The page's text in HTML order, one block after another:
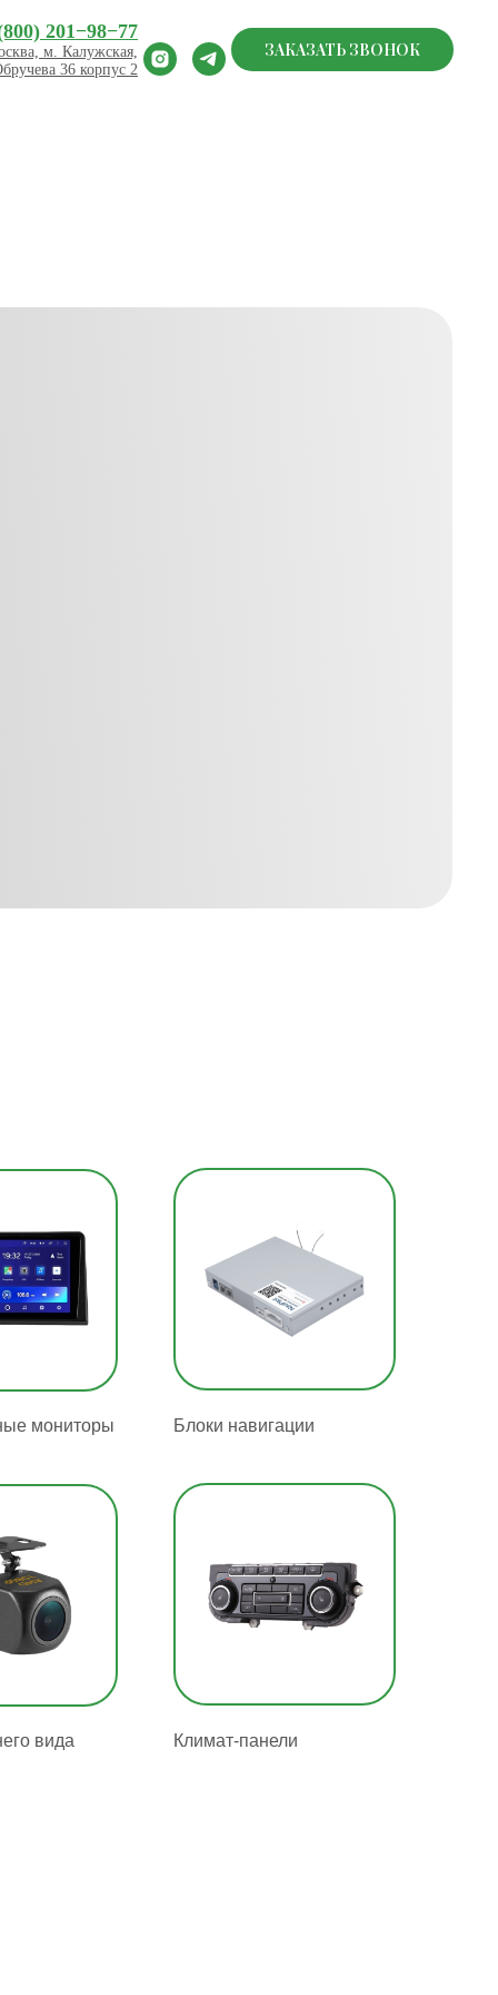
201−98−77
м. Калужская,
36 корпус 2
ЗАКАЗАТЬ ЗВОНОК
мониторы
вида
Блоки навигации
Климат-панели